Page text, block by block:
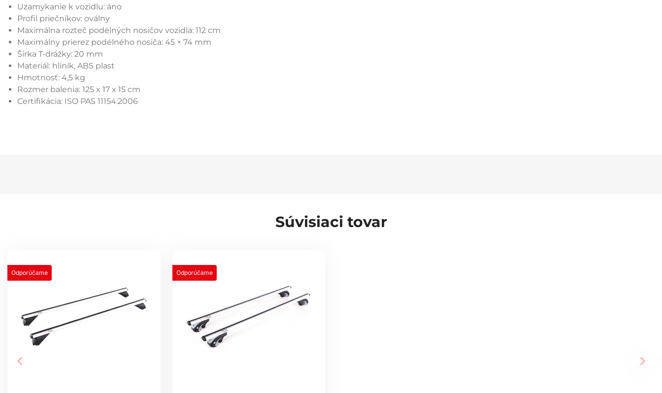
Uzamykanie k vozidlu: áno
Profil priečníkov: oválny
Maximálna rozteč podélných nosičov vozidla: 112 cm
Maximálny prierez podélného nosiča: 45 × 74 mm
Šírka T-drážky: 20 mm
Materiál: hliník, ABS plast
Hmotnosť: 4,5 kg
Rozmer balenia: 125 x 17 x 15 cm
Certifikácia: ISO PAS 11154:2006
Súvisiaci tovar
Odporúčame Odporúčame